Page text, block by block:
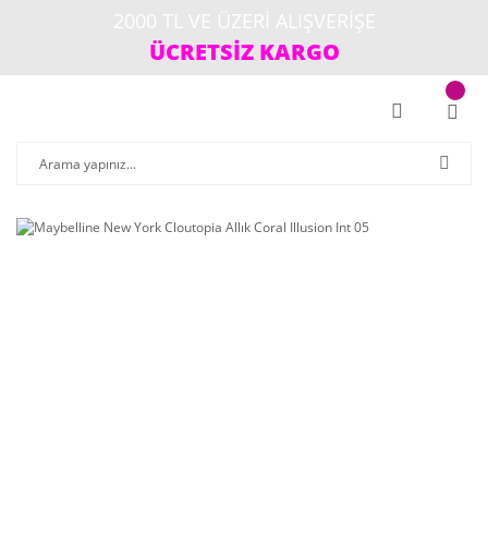
ÜCRETSİZ KARGO